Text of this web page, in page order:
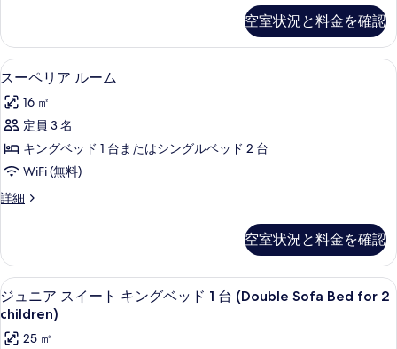
真
を
表
示
す
る
ド
1
台
の
す
べ
て
の
真
を
表
示
ド
1
台
の
詳
細
ル
ー
ム
シ
ン
グ
ル
ベ
2
台
の
す
ク
ツ
イ
ル
ー
シ
ン
ル
台
の
詳
細
空室状況と料金を確認
ス
ー
ペ
リ
ア
ー
の
す
べ
て
羽毛の掛け布団、ミニバー、セーフ
7
スーペリア ルーム
16 ㎡
定員 3 名
キングベッド 1 台またはシングルベッド 2 台
WiFi (無料)
詳細
ス
ア
ル
ー
ム
詳
空室状況と料金を確認
ジ
ュ
ニ
ジュニア スイート キングベッド 1
6
ジュニア スイート キングベッド 1 台 (Double Sofa Bed for 2
children)
25 ㎡